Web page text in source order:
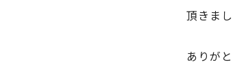
頂きまし
ありが